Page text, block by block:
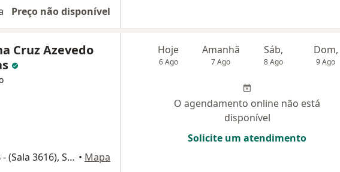
Preço não disponível
Cruz Azevedo
Rua José Versolato, 111B - (Sala 3616), São Bernardo do Campo • Mapa
Hoje
6 Ago
Amanhã
7 Ago
Sáb,
8 Ago
Dom,
9 Ago
O agendamento online não está
disponível
Solicite um atendimento